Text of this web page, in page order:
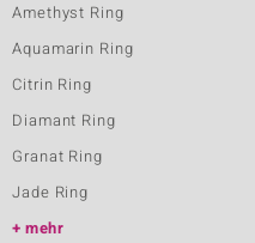
Amethyst Ring
Aquamarin Ring
Citrin Ring
Diamant Ring
Granat Ring
Jade Ring
mehr